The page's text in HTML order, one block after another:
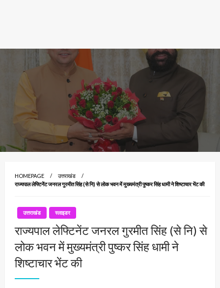
HOMEPAGE
उत्तराखंड
राज्यपाल लेफ्टिनेंट जनरल गुरमीत सिंह (से नि) से लोक भवन में मुख्यमंत्री पुष्कर सिंह धामी ने शिष्टाचार भेंट की
उत्तराखंड स्लाइडर
राज्यपाल लेफ्टिनेंट जनरल गुरमीत सिंह (से नि) से
लोक भवन में मुख्यमंत्री पुष्कर सिंह धामी ने
शिष्टाचार भेंट की